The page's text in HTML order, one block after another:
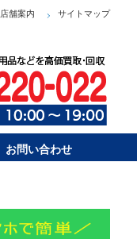
店舗案内 サイトマップ
お問い合わせ